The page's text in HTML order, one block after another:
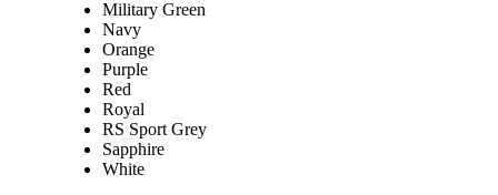
Military Green
Navy
Orange
Purple
Red
Royal
RS Sport Grey
Sapphire
White